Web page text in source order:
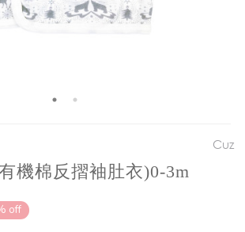
Cuz
機棉反摺袖肚衣)0-3m
off